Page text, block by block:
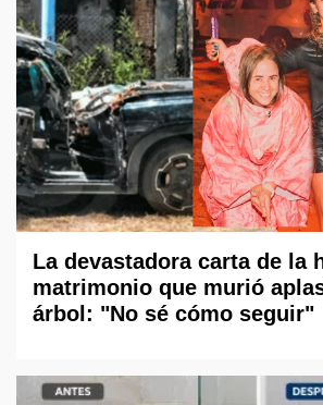
La devastadora carta de la
matrimonio que murió
árbol: "No sé cómo seguir"